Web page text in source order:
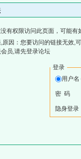
有权限访问此页面，可能有
原因：您要访问的链接无效,
员,请先登录论坛
登录
用户名
密 码
隐身登录